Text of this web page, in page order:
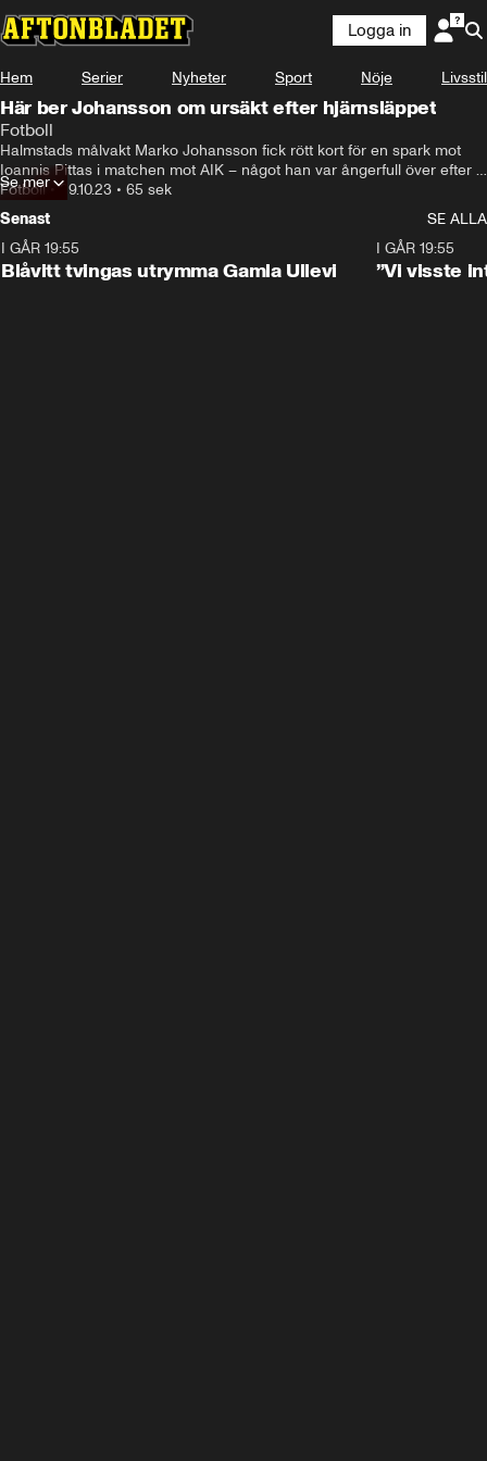
Logga in
Hem Serier Nyheter Sport Nöje Livsstil
Här ber Johansson om ursäkt efter hjärnsläppet
Fotboll
Halmstads målvakt Marko Johansson fick rött kort för en spark mot
Ioannis Pittas i matchen mot AIK – något han var ångerfull över efter
matchen.
Fotboll•29.10.23 • 65 sek
Se mer
Senast
SE ALLA
I GÅR 19:55
Blåvitt tvingas utrymma Gamla Ullevi
I GÅR 19:55
”Vi visste